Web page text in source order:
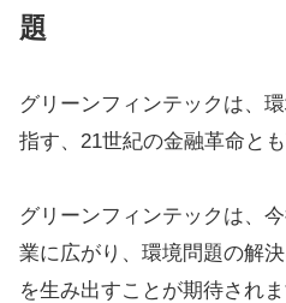
題
グリーンフィンテックは、
指す、21世紀の金融革命と
グリーンフィンテックは、
業に広がり、環境問題の解
を生み出すことが期待されま